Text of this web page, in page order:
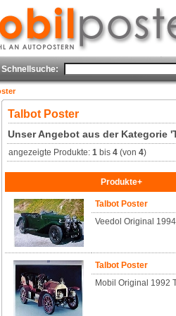
Schnellsuche:
Talbot Poster
Unser Angebot aus der Kategorie
angezeigte Produkte:1 bis4 (von4)
Produkte+
Talbot Poster
Veedol Original
Talbot Poster
Mobil Original 1992